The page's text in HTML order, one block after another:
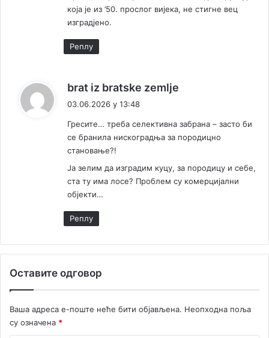
која је из ’50. прослог вијека, не стигне вец
изградјено.
Реплy
brat iz bratske zemlje
е
:
03.06.2026 у 13:48
Гресите… треба селективна забрана – засто би
се бранила нискоградња за породицно
становање?!
Ја зелим да изградим куцу, за породицу и себе,
ста ту има лосе? Проблем су комерцијални
објекти…
Реплy
Оставите одговор
Ваша адреса е-поште неће бити објављена. Неопходна поља
су означена *